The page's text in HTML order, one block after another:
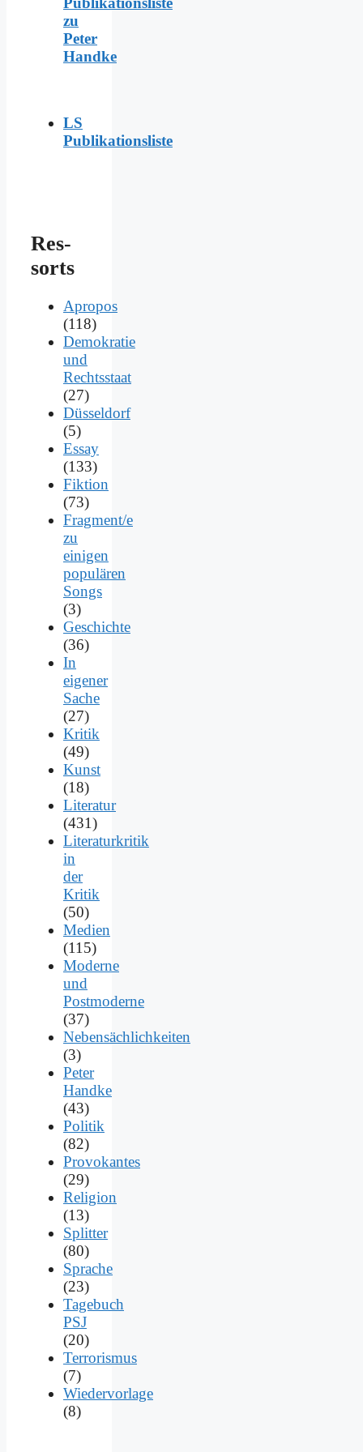
zu
Peter
Handke
LS
Publikationsliste
Res­
sorts
Apropos
(118)
Demokratie
und
Rechtsstaat
(27)
Düsseldorf
(5)
Essay
(133)
Fiktion
(73)
Fragment/e
zu
einigen
populären
Songs
(3)
Geschichte
(36)
In
eigener
Sache
(27)
Kritik
(49)
Kunst
(18)
Literatur
(431)
Literaturkritik
in
der
Kritik
(50)
Medien
(115)
Moderne
und
Postmoderne
(37)
Nebensächlichkeiten
(3)
Peter
Handke
(43)
Politik
(82)
Provokantes
(29)
Religion
(13)
Splitter
(80)
Sprache
(23)
Tagebuch
PSJ
(20)
Terrorismus
(7)
Wiedervorlage
(8)